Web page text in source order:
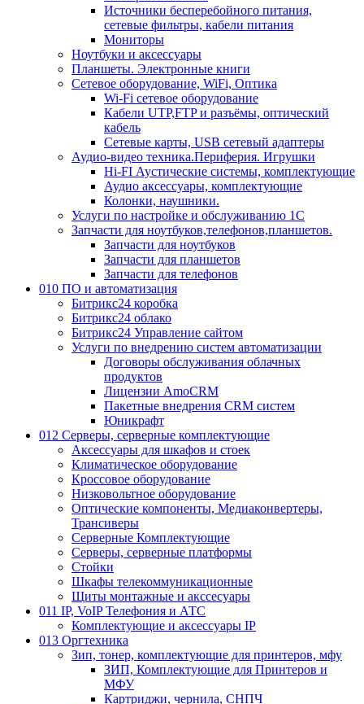
Источники бесперебойного питания,
сетевые фильтры, кабели питания
Мониторы
Ноутбуки и аксессуары
Планшеты. Электронные книги
Сетевое оборудование, WiFi, Оптика
Wi-Fi сетевое оборудование
Кабели UTP,FTP и разъёмы, оптический
кабель
Сетевые карты, USB сетевый адаптеры
Аудио-видео техника.Периферия. Игрушки
Hi-FI Аустические системы, комплектующие
Аудио аксессуары, комплектующие
Колонки, наушники.
Услуги по настройке и обслуживанию 1С
Запчасти для ноутбуков,телефонов,планшетов.
Запчасти для ноутбуков
Запчасти для планшетов
Запчасти для телефонов
010 ПО и автоматизация
Битрикс24 коробка
Битрикс24 облако
Битрикс24 Управление сайтом
Услуги по внедрению систем автоматизации
Договоры обслуживания облачных
продуктов
Лицензии AmoCRM
Пакетные внедрения CRM систем
Юникрафт
012 Серверы, серверные комплектующие
Аксессуары для шкафов и стоек
Климатическое оборудование
Кроссовое оборудование
Низковольтное оборудование
Оптические компоненты, Медиаконвертеры,
Трансиверы
Серверные Комплектующие
Серверы, серверные платформы
Стойки
Шкафы телекоммуникационные
Щиты монтажные и акссесуары
011 IP, VoIP Телефония и АТС
Комплектующие и аксессуары IP
013 Оргтехника
Зип, тонер, комплектующие для принтеров, мфу
ЗИП, Комплектующие для Принтеров и
МФУ
Картриджи, чернила, СНПЧ